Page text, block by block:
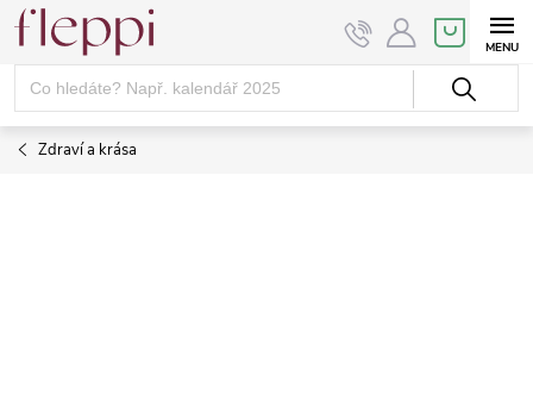
Přejít
obsah
NÁKUPNÍ
KOŠÍK
Zdraví a krása